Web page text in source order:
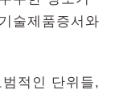
술제품증서와
적인 단위들,